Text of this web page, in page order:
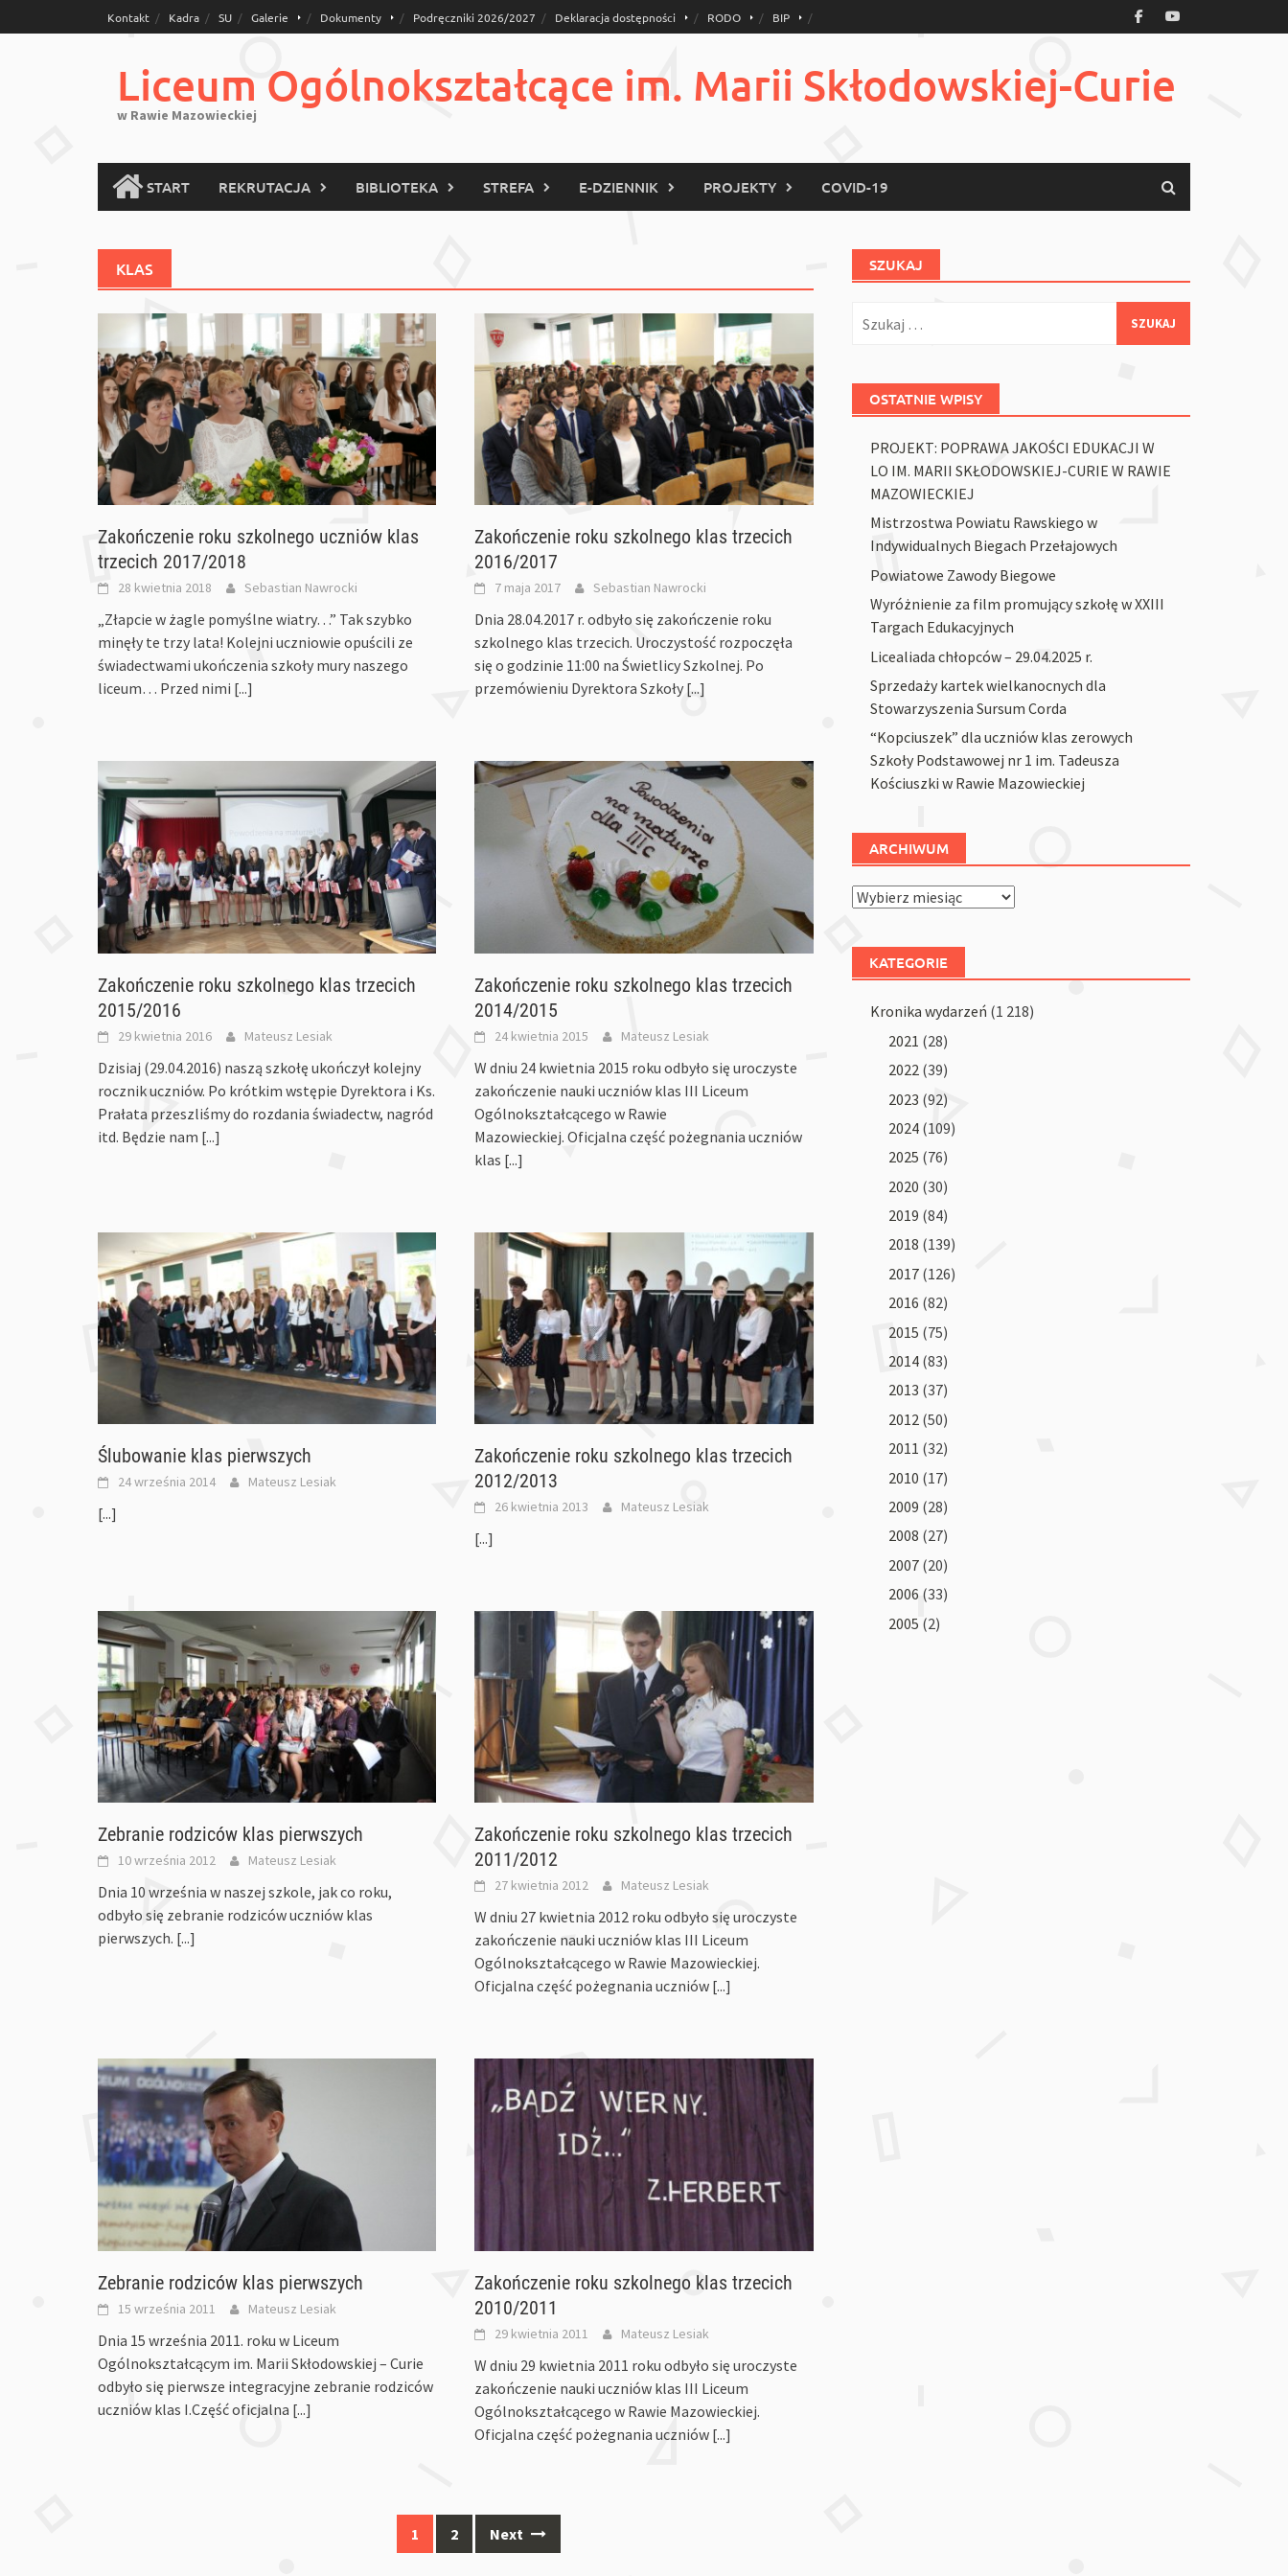
to
Kontakt Kadra SU Galerie Dokumenty Podręczniki 2026/2027 Deklaracja dostępności RODO BIP
Liceum Ogólnokształcące im. Marii Skłodowskiej-Curie
w Rawie Mazowieckiej
START REKRUTACJA BIBLIOTEKA STREFA E-DZIENNIK PROJEKTY COVID-19
KLAS
Zakończenie roku szkolnego uczniów klas
trzecich 2017/2018
28 kwietnia 2018 Sebastian Nawrocki
„Złapcie w żagle pomyślne wiatry…” Tak szybko
minęły te trzy lata! Kolejni uczniowie opuścili ze
świadectwami ukończenia szkoły mury naszego
liceum… Przed nimi [...]
Zakończenie roku szkolnego klas trzecich
2016/2017
7 maja 2017 Sebastian Nawrocki
Dnia 28.04.2017 r. odbyło się zakończenie roku
szkolnego klas trzecich. Uroczystość rozpoczęła
się o godzinie 11:00 na Świetlicy Szkolnej. Po
przemówieniu Dyrektora Szkoły [...]
Zakończenie roku szkolnego klas trzecich
2015/2016
29 kwietnia 2016 Mateusz Lesiak
Dzisiaj (29.04.2016) naszą szkołę ukończył kolejny
rocznik uczniów. Po krótkim wstępie Dyrektora i Ks.
Prałata przeszliśmy do rozdania świadectw, nagród
itd. Będzie nam [...]
Zakończenie roku szkolnego klas trzecich
2014/2015
24 kwietnia 2015 Mateusz Lesiak
W dniu 24 kwietnia 2015 roku odbyło się uroczyste
zakończenie nauki uczniów klas III Liceum
Ogólnokształcącego w Rawie
Mazowieckiej. Oficjalna część pożegnania uczniów
klas [...]
Ślubowanie klas pierwszych
24 września 2014 Mateusz Lesiak
[...]
Zakończenie roku szkolnego klas trzecich
2012/2013
26 kwietnia 2013 Mateusz Lesiak
[...]
Zebranie rodziców klas pierwszych
10 września 2012 Mateusz Lesiak
Dnia 10 września w naszej szkole, jak co roku,
odbyło się zebranie rodziców uczniów klas
pierwszych. [...]
Zakończenie roku szkolnego klas trzecich
2011/2012
27 kwietnia 2012 Mateusz Lesiak
W dniu 27 kwietnia 2012 roku odbyło się uroczyste
zakończenie nauki uczniów klas III Liceum
Ogólnokształcącego w Rawie Mazowieckiej.
Oficjalna część pożegnania uczniów [...]
Zebranie rodziców klas pierwszych
15 września 2011 Mateusz Lesiak
Dnia 15 września 2011. roku w Liceum
Ogólnokształcącym im. Marii Skłodowskiej – Curie
odbyło się pierwsze integracyjne zebranie rodziców
uczniów klas I.Część oficjalna [...]
Zakończenie roku szkolnego klas trzecich
2010/2011
29 kwietnia 2011 Mateusz Lesiak
W dniu 29 kwietnia 2011 roku odbyło się uroczyste
zakończenie nauki uczniów klas III Liceum
Ogólnokształcącego w Rawie Mazowieckiej.
Oficjalna część pożegnania uczniów [...]
1 2 Next
SZUKAJ
OSTATNIE WPISY
PROJEKT: POPRAWA JAKOŚCI EDUKACJI W
LO IM. MARII SKŁODOWSKIEJ-CURIE W RAWIE
MAZOWIECKIEJ
Mistrzostwa Powiatu Rawskiego w
Indywidualnych Biegach Przełajowych
Powiatowe Zawody Biegowe
Wyróżnienie za film promujący szkołę w XXIII
Targach Edukacyjnych
Licealiada chłopców – 29.04.2025 r.
Sprzedaży kartek wielkanocnych dla
Stowarzyszenia Sursum Corda
“Kopciuszek” dla uczniów klas zerowych
Szkoły Podstawowej nr 1 im. Tadeusza
Kościuszki w Rawie Mazowieckiej
ARCHIWUM
Archiwum
KATEGORIE
Kronika wydarzeń (1 218)
2021 (28)
2022 (39)
2023 (92)
2024 (109)
2025 (76)
2020 (30)
2019 (84)
2018 (139)
2017 (126)
2016 (82)
2015 (75)
2014 (83)
2013 (37)
2012 (50)
2011 (32)
2010 (17)
2009 (28)
2008 (27)
2007 (20)
2006 (33)
2005 (2)